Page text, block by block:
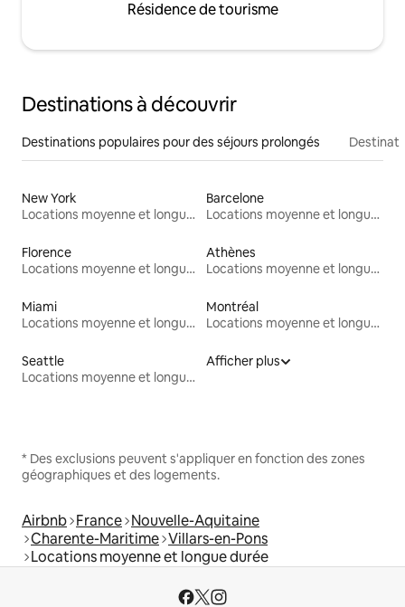
Résidence de tourisme
Destinations à découvrir
Destinations populaires pour des séjours prolongés
New York
Locations moyenne et longue durée
Barcelone
Locations moyenne et longue durée
Florence
Locations moyenne et longue durée
Athènes
Locations moyenne et longue durée
Miami
Locations moyenne et longue durée
Montréal
Locations moyenne et longue durée
Seattle
Locations moyenne et longue durée
Afficher plus
* Des exclusions peuvent s'appliquer en fonction des zones
géographiques et des logements.
Airbnb France Nouvelle-Aquitaine
Charente-Maritime Villars-en-Pons
Locations moyenne et longue durée